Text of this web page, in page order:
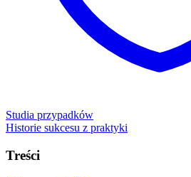
Studia przypadków
Historie sukcesu z praktyki
Treści